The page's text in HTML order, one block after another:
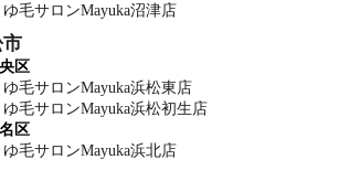
ゆ毛サロンMayuka沼津店
区
ゆ毛サロンMayuka浜松東店
ゆ毛サロンMayuka浜松初生店
区
ゆ毛サロンMayuka浜北店